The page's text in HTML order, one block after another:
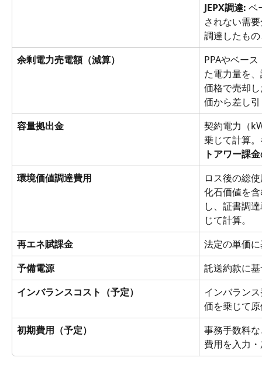
JEPX調達: ベ
されない需
調達したも
余剰電力売電額（減算）
PPAやベー
た電力量を
価格で売却
価から差し
容量拠出金
契約電力（
乗じて計算。
トアワー課
環境価値調達費用
ロス後の総
化石価値を
し、証書調
じて計算。
再エネ賦課金
法定の単価
予備電源
託送約款に
インバランスコスト（予定）
インバラン
価を乗じて
初期費用（予定）
事務手数料
費用を入力